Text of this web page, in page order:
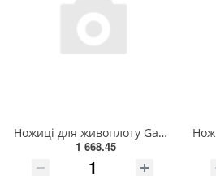
Ножиці для живоплоту Gardena PrecisionCut 12302-20.000.00
1 668.45